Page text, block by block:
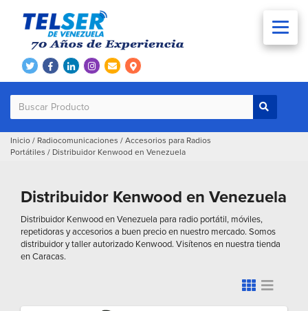
Inicio / Radiocomunicaciones / Accesorios para Radios
Portátiles / Distribuidor Kenwood en Venezuela
Distribuidor Kenwood en Venezuela
Distribuidor Kenwood en Venezuela para radio portátil, móviles,
repetidoras y accesorios a buen precio en nuestro mercado. Somos
distribuidor y taller autorizado Kenwood. Visítenos en nuestra tienda
en Caracas.